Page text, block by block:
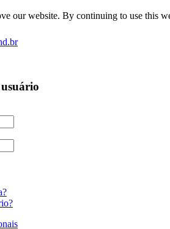
usuário
our website. By continuing to use this